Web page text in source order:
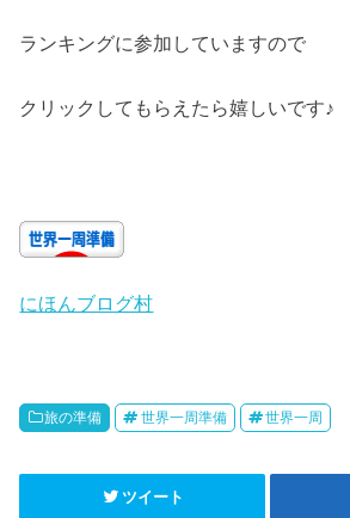
ランキングに参加していますので
クリックしてもらえたら嬉しいです♪
にほんブログ村
旅の準備 世界一周準備 世界一周
ツイート